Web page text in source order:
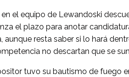
en el equipo de Lewandoski
el plazo para anotar
aunque resta saber si lo hará
no descartan que se
tuvo su bautismo de fuego